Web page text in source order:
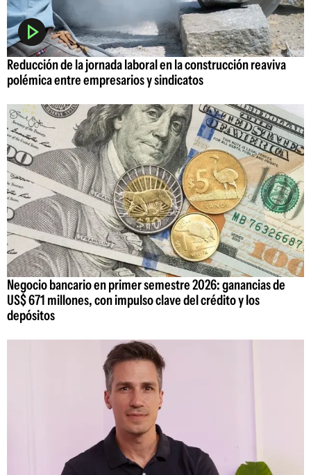
Reducción de la jornada laboral en la construcción reaviva
polémica entre empresarios y sindicatos
Negocio bancario en primer semestre 2026: ganancias de
US$ 671 millones, con impulso clave del crédito y los
depósitos